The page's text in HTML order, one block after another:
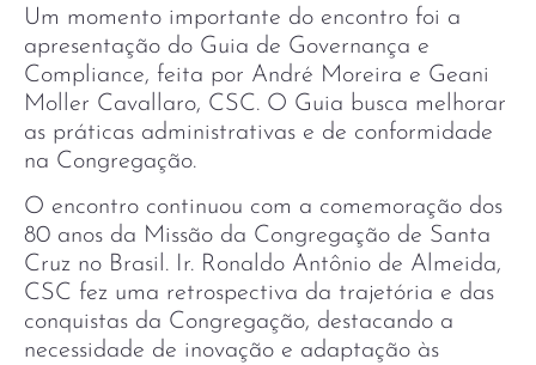
Um momento importante do encontro foi a
apresentação do Guia de Governança e
Compliance, feita por André Moreira e Geani
Moller Cavallaro, CSC. O Guia busca melhorar
as práticas administrativas e de conformidade
na Congregação.
O encontro continuou com a comemoração dos
80 anos da Missão da Congregação de Santa
Cruz no Brasil. Ir. Ronaldo Antônio de Almeida,
CSC fez uma retrospectiva da trajetória e das
conquistas da Congregação, destacando a
necessidade de inovação e adaptação às